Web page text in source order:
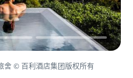
舍 © 百利酒店集团版权所有